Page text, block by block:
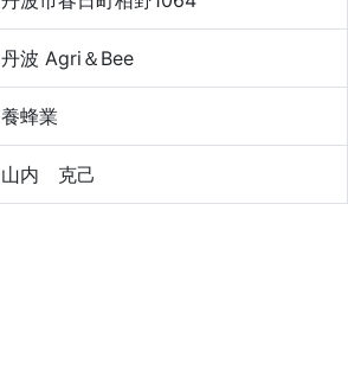
丹波 Agri＆Bee
養蜂業
山内 克己